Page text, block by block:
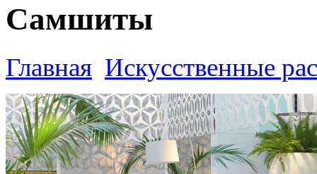
Самшиты
Главная Искусственные